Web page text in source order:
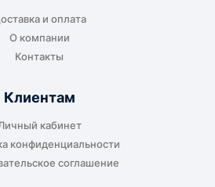
и оплата
О компании
Контакты
Клиентам
кабинет
конфиденциальности
соглашение